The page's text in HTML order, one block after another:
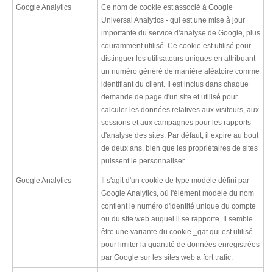
Google Analytics
Ce nom de cookie est associé à Google
Universal Analytics - qui est une mise à jour
importante du service d'analyse de Google, plus
couramment utilisé. Ce cookie est utilisé pour
distinguer les utilisateurs uniques en attribuant
un numéro généré de manière aléatoire comme
identifiant du client. Il est inclus dans chaque
demande de page d'un site et utilisé pour
calculer les données relatives aux visiteurs, aux
sessions et aux campagnes pour les rapports
d'analyse des sites. Par défaut, il expire au bout
de deux ans, bien que les propriétaires de sites
puissent le personnaliser.
Google Analytics
Il s'agit d'un cookie de type modèle défini par
Google Analytics, où l'élément modèle du nom
contient le numéro d'identité unique du compte
ou du site web auquel il se rapporte. Il semble
être une variante du cookie _gat qui est utilisé
pour limiter la quantité de données enregistrées
par Google sur les sites web à fort trafic.